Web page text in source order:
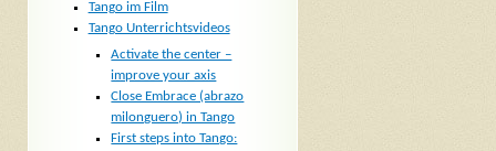
Tango im Film
Tango Unterrichtsvideos
Activate the center –
improve your axis
Close Embrace (abrazo
milonguero) in Tango
First steps into Tango: